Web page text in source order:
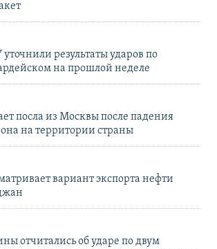
результаты ударов по
на прошлой неделе
посла из Москвы после падения
на территории страны
вариант экспорта нефти
отчитались об ударе по двум